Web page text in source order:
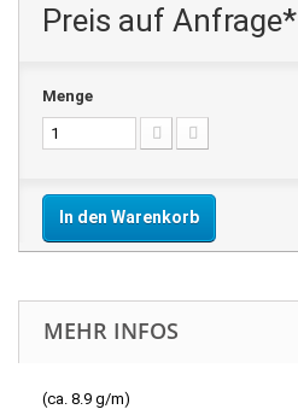
Preis auf Anfrage*
Menge
In den Warenkorb
MEHR INFOS
(ca. 8.9 g/m)